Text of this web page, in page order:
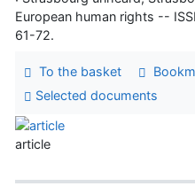
European human rights --
61-72.
To the basket
Selected documents
article